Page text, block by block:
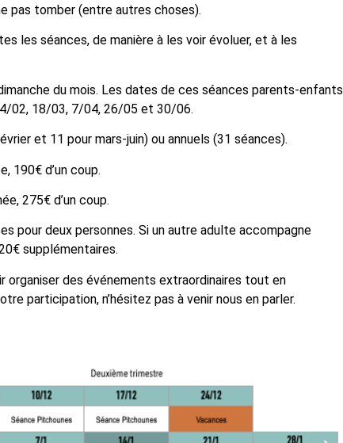
pas tomber (entre autres choses).
les séances, de manière à les voir évoluer, et à les
du mois. Les dates de ces séances parents-enfants
02, 18/03, 7/04, 26/05 et 30/06.
et 11 pour mars-juin) ou annuels (31 séances).
190€ d’un coup.
275€ d’un coup.
pour deux personnes. Si un autre adulte accompagne
supplémentaires.
organiser des événements extraordinaires tout en
participation, n’hésitez pas à venir nous en parler.